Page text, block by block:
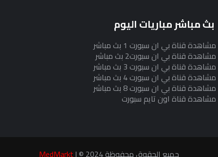
بث مباشر مباريات اليوم
مشاهدة قناة بي ان سبورت 1 بث مباشر
مشاهدة قناة بي ان سبورت2 بث مباشر
مشاهدة قناة بي ان سبورت 3 بث مباشر
مشاهدة قناة بي ان سبورت 4 بث مباشر
مشاهدة قناة بي ان سبورت 8 بث مباشر
مشاهدة قناة اون تايم سبورت